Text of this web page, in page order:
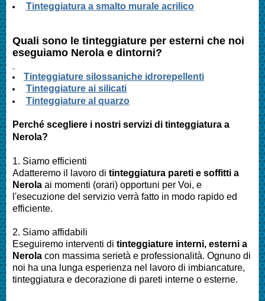
Tinteggiatura a smalto murale acrilico
Quali sono le tinteggiature per esterni che noi
eseguiamo Nerola e dintorni?
Tinteggiature silossaniche idrorepellenti
Tinteggiature ai silicati
Tinteggiature al quarzo
Perché scegliere i nostri servizi di tinteggiatura a
Nerola?
1. Siamo efficienti
Adatteremo il lavoro di tinteggiatura pareti e soffitti a
Nerola ai momenti (orari) opportuni per Voi, e
l'esecuzione del servizio verrà fatto in modo rapido ed
efficiente.
2. Siamo affidabili
Eseguiremo interventi di tinteggiature interni, esterni a
Nerola con massima serietà e professionalità. Ognuno di
noi ha una lunga esperienza nel lavoro di imbiancature,
tinteggiatura e decorazione di pareti interne o esterne.